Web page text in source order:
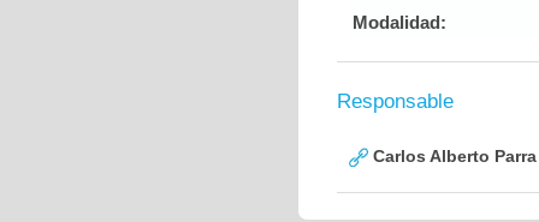
Modalidad:
Responsable
Carlos Alberto